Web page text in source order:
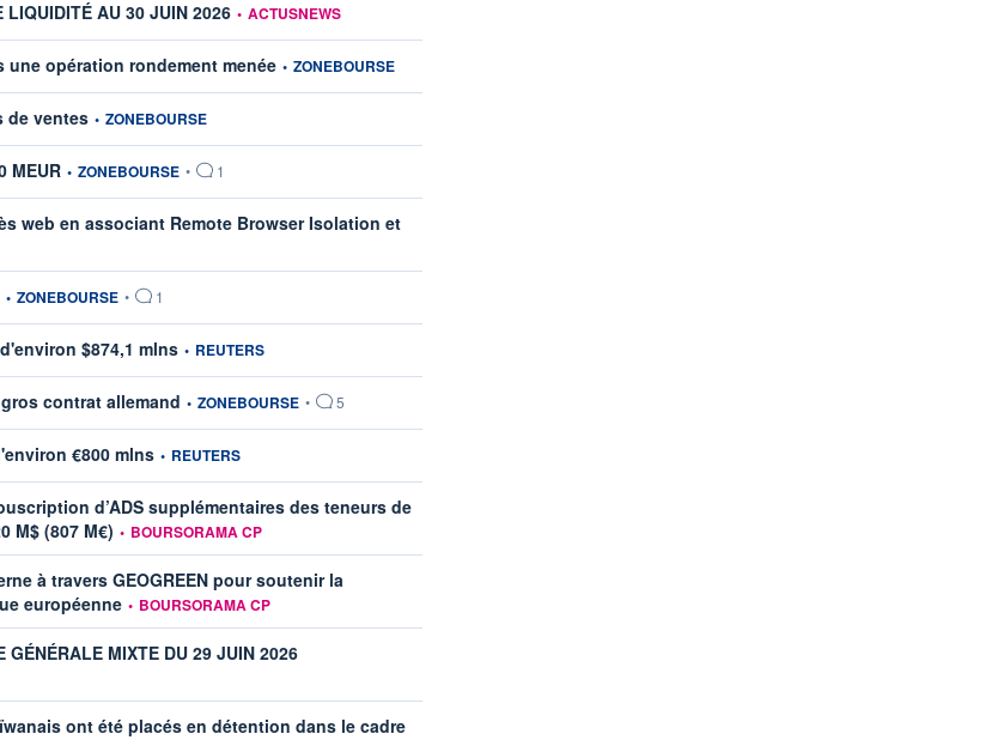
LIQUIDITÉ AU 30 JUIN 2026 information fournie par
• ACTUSNEWS
opération rondement menée information fournie par
• ZONEBOURSE
de ventes information fournie par
• ZONEBOURSE
MEURinformation fournie par
• ZONEBOURSE • 1
web en associant Remote Browser Isolation et
information fournie par
• ZONEBOURSE • 1
$874,1 mlns information fournie par
• REUTERS
contrat allemand information fournie par
• ZONEBOURSE • 5
€800 mlns information fournie par
• REUTERS
d’ADS supplémentaires des teneurs de
M$ (807 M€) information fournie par
• BOURSORAMA CP
à travers GEOGREEN pour soutenir la
européenne information fournie par
• BOURSORAMA CP
GÉNÉRALE MIXTE DU 29 JUIN 2026
ont été placés en détention dans le cadre